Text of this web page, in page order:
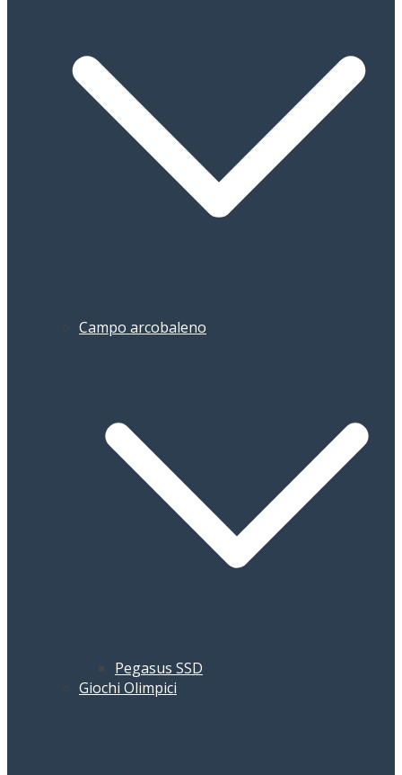
Campo arcobaleno
Pegasus SSD
Giochi Olimpici